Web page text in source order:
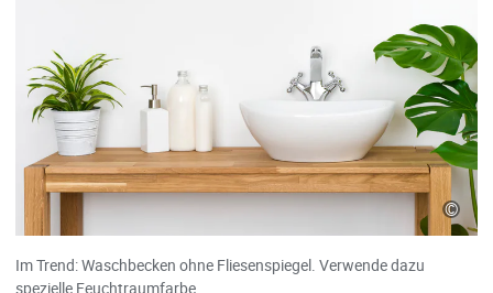
©
Im Trend: Waschbecken ohne Fliesenspiegel. Verwende dazu
spezielle Feuchtraumfarbe.